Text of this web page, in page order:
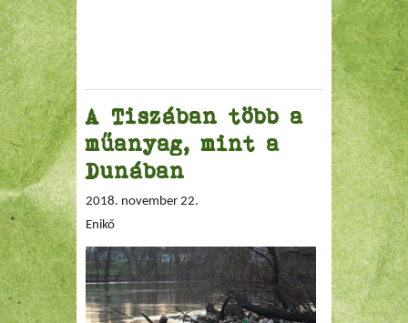
A Tiszában több a
műanyag, mint a
Dunában
2018. november 22.
Enikő